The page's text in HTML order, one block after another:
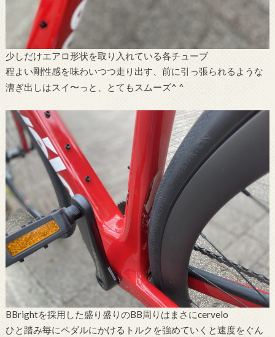
少しだけエアロ形状を取り入れている各チューブ
程よい剛性感を味わいつつ走り出す、前に引っ張られるような
漕ぎ出しはスイ〜っと、とてもスムーズ^ ^
BBrightを採用した盛り盛りのBB周りはまさにcervelo
ひと踏み毎にペダルにかけるトルクを強めていくと速度をぐん